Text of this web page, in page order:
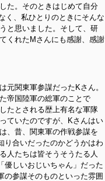
た。そのときはじめて自分
く、私ひとりのときにそんな
と思いました。そして、研
くれたMさんにも感謝、感謝
元関東軍参謀だったKさん。
帝国陸軍の総軍のことで
たとされる歴上有名な軍隊
ていたのですが、Kさんはい
、昔、関東軍の作戦参謀を
り合いだったのかどうかはわ
人たちは皆そうそうたる人
優しいおじいちゃん」だった
の参謀そのものといった雰囲